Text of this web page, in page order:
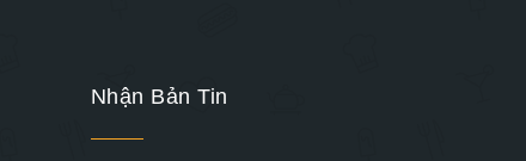
Nhận Bản Tin